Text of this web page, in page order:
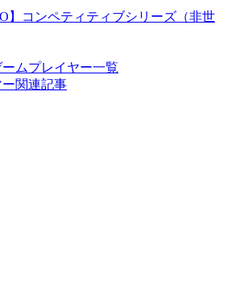
】コンペティティブシリーズ（非世
ムプレイヤー一覧
関連記事